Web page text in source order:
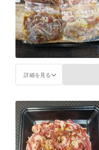
詳細を見る